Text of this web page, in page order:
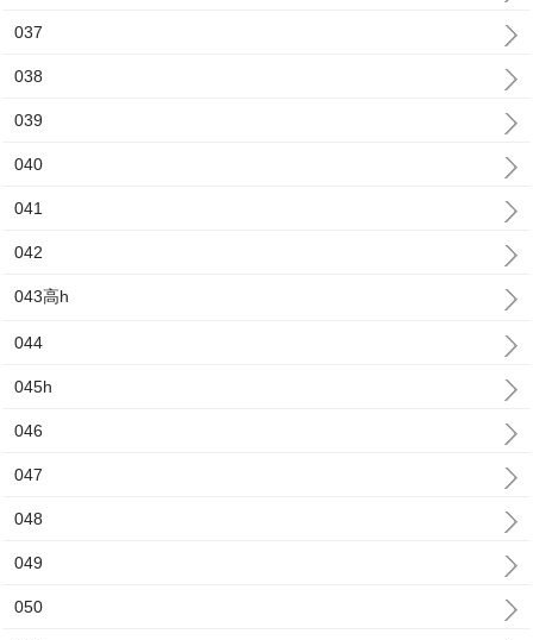
037
038
039
040
041
042
043高h
044
045h
046
047
048
049
050